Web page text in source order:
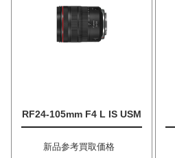
RF24-105mm F4 L IS USM
新品参考買取価格